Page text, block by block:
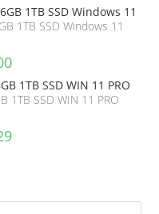
1TB SSD Windows 11
1TB SSD WIN 11 PRO